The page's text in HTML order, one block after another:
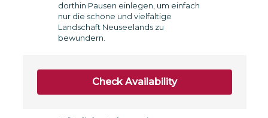
dorthin Pausen einlegen, um einfach
nur die schöne und vielfältige
Landschaft Neuseelands zu
bewundern.
Check Availability